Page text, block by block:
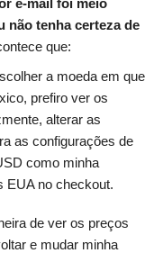
e-mail foi meio
não tenha certeza de
que:
a moeda em que
prefiro ver os
alterar as
as configurações de
como minha
EUA no checkout.
de ver os preços
e mudar minha